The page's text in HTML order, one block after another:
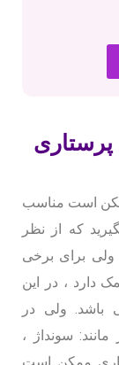
است مناسب
که از نظر
ولی برای برخی
دارد ، در این
ولی در
سونداژ ،